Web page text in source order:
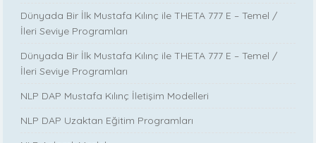
Dünyada Bir İlk Mustafa Kılınç ile THETA 777 E – Temel /
İleri Seviye Programları
Dünyada Bir İlk Mustafa Kılınç ile THETA 777 E – Temel /
İleri Seviye Programları
NLP DAP Mustafa Kılınç İletişim Modelleri
NLP DAP Uzaktan Eğitim Programları